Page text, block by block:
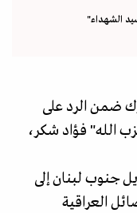
الشهداء"
ضمن الرد على
الله" فؤاد شكر،
جنوب لبنان إلى
العراقية